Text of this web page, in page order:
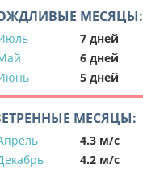
МЕСЯЦЫ:
7 дней
6 дней
5 дней
МЕСЯЦЫ:
4.3 м/с
4.2 м/с